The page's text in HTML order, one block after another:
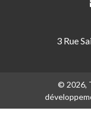
3 Rue
© 2026,